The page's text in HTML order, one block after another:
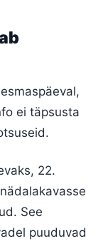
ei täpsusta
22.
See
puuduvad